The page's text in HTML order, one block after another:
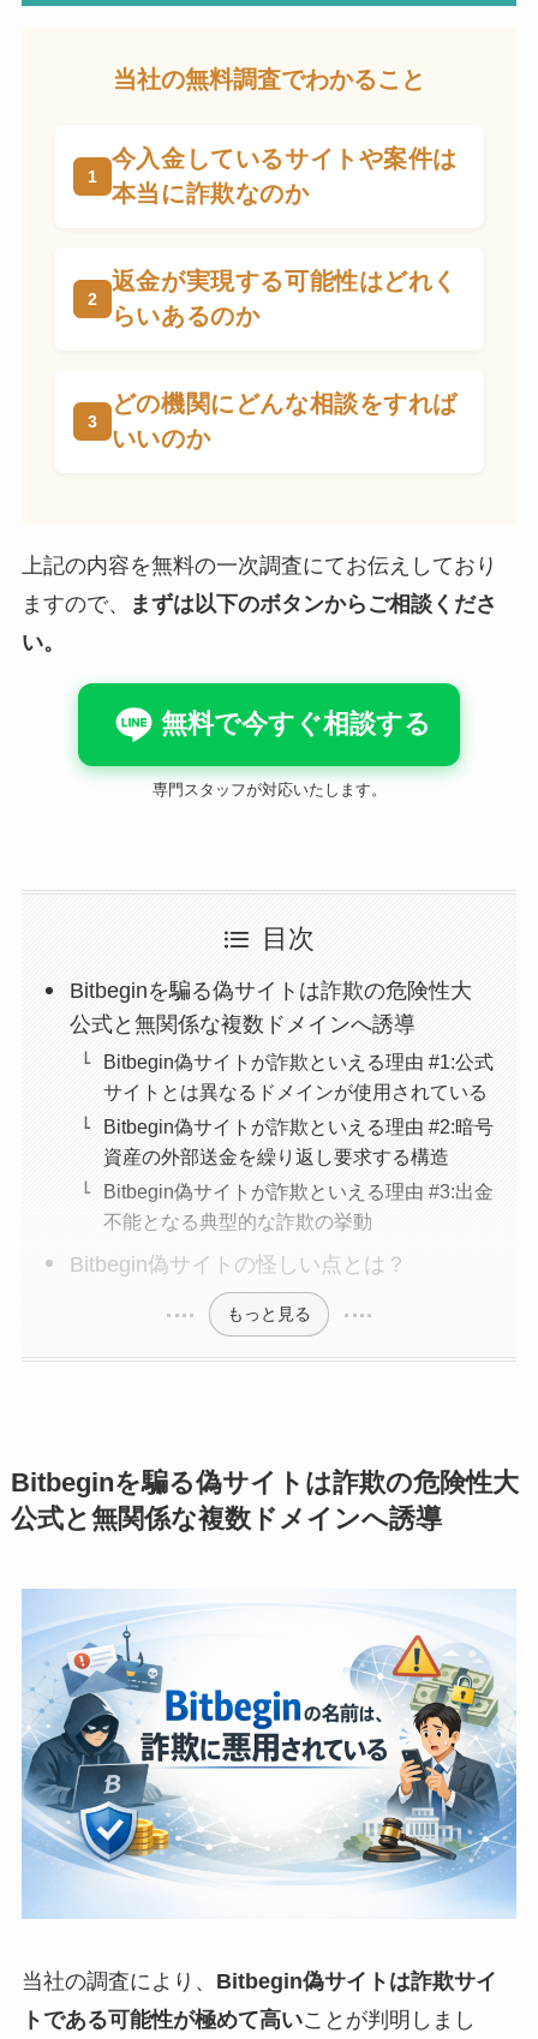
当社の無料調査でわかること
今入金しているサイトや案件は
本当に詐欺なのか
返金が実現する可能性はどれく
らいあるのか
どの機関にどんな相談をすれば
いいのか
上記の内容を無料の一次調査にてお伝えしており
ますので、
まずは以下のボタンからご相談くださ
い。
無料で今すぐ相談する
専門スタッフが対応いたします。
目次
Bitbeginを騙る偽サイトは詐欺の危険性大
公式と無関係な複数ドメインへ誘導
Bitbegin偽サイトが詐欺といえる理由 #1:公式
サイトとは異なるドメインが使用されている
Bitbegin偽サイトが詐欺といえる理由 #2:暗号
資産の外部送金を繰り返し要求する構造
Bitbegin偽サイトが詐欺といえる理由 #3:出金
不能となる典型的な詐欺の挙動
Bitbegin偽サイトの怪しい点とは？
もっと見る
Bitbeginを騙る偽サイトは詐欺の危険性大
公式と無関係な複数ドメインへ誘導
当社の調査により、 Bitbegin偽サイトは詐欺サイ
トである可能性が極めて高いことが判明しまし